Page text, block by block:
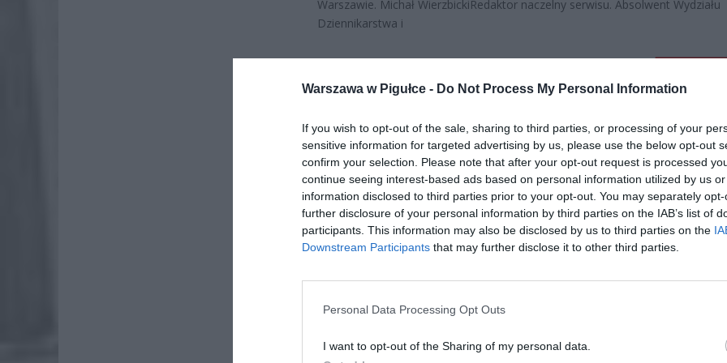
Warszawa w Pigułce - Do Not Process My Personal Information
If you wish to opt-out of the sale, sharing to third parties, or processing of your
sensitive information for targeted advertising by us, please use the below opt-out
confirm your selection. Please note that after your opt-out request is processed
continue seeing interest-based ads based on personal information utilized by us
information disclosed to third parties prior to your opt-out. You may separately
further disclosure of your personal information by third parties on the IAB’s list of
participants. This information may also be disclosed by us to third parties on the
Downstream Participants that may further disclose it to other third parties.
Personal Data Processing Opt Outs
I want to opt-out of the Sharing of my personal data.
Warszawie. Michał WierzbickiRedaktor naczelny serwisu. Absolwent Wydziału
Dziennikarstwa i
AKTUALNOŚCI NIEZWYKŁY FILM Z 1920 ROKU
4 sierpnia 2019 12:00
To jeden z najstarszych filmów, jakie udało
znaleźć w odmętach internetu. Przedstawia
Warszawę w 1920 roku. Jest nawet Wielki
Aleksandra Newskiego, który został
AKTUALNOŚCI
AUGUST AGBOLA O’BROWN –
CZARNOSKÓRY POWSTANIEC